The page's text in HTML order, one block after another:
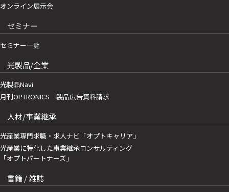
オンライン展示会
セミナー
セミナー一覧
光製品/企業
光製品Navi
月刊OPTRONICS 製品広告資料請求
人材/事業継承
光産業専門求職・求人ナビ「オプトキャリア」
光産業に特化した事業継承コンサルティング
「オプトパートナーズ」
書籍 / 雑誌